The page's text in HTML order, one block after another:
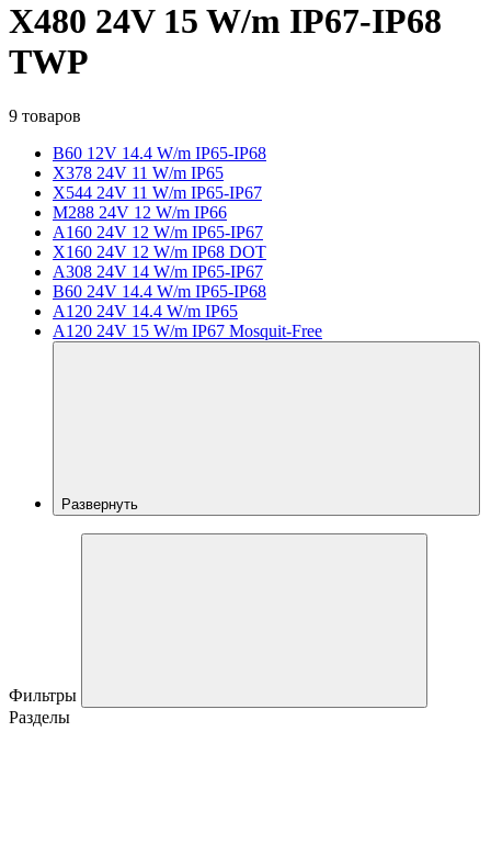
X480 24V 15 W/m IP67-IP68
TWP
9 товаров
B60 12V 14.4 W/m IP65-IP68
X378 24V 11 W/m IP65
X544 24V 11 W/m IP65-IP67
M288 24V 12 W/m IP66
A160 24V 12 W/m IP65-IP67
X160 24V 12 W/m IP68 DOT
A308 24V 14 W/m IP65-IP67
B60 24V 14.4 W/m IP65-IP68
A120 24V 14.4 W/m IP65
A120 24V 15 W/m IP67 Mosquit-Free
Развернуть
Фильтры
Разделы